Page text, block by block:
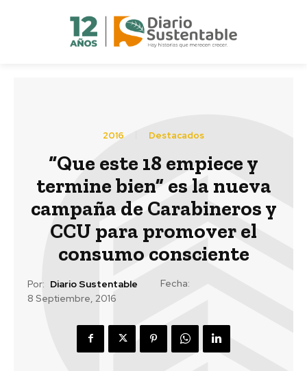
2016 Destacados
“Que este 18 empiece y
termine bien” es la nueva
campaña de Carabineros y
CCU para promover el
consumo consciente
Por: Diario Sustentable
Fecha:
8 Septiembre, 2016